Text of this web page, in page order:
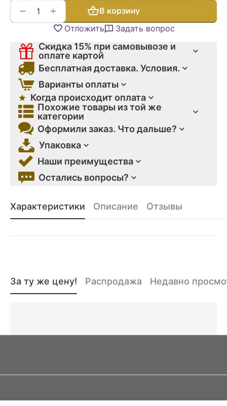
+
−
В корзину
Отложить
Задать вопрос
Скидка 15% при самовывозе и
оплате картой
Бесплатная доставка. Условия.
Варианты оплаты
Когда происходит оплата
Похожие товары из той же
категории
Оформили заказ. Что дальше?
Упаковка
Наши преимущества
Остались вопросы?
Характеристики Описание Отзывы
За ту же цену! Распродажа Недавно